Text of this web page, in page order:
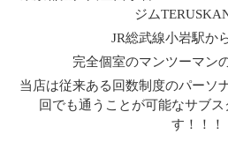
ジム
JR総武線小岩駅か
完全個室のマンツーマン
当店は従来ある回数制度のパーソ
回でも通うことが可能なサブ
す！！！